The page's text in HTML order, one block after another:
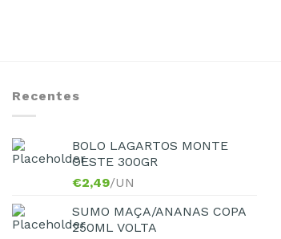
Recentes
BOLO LAGARTOS MONTE
OESTE 300GR
€2,49/UN
SUMO MAÇA/ANANAS COPA
250ML VOLTA